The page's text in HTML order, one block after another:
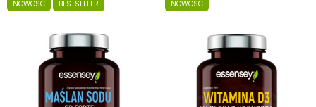
NOWOŚĆ BESTSELLER NOWOŚĆ